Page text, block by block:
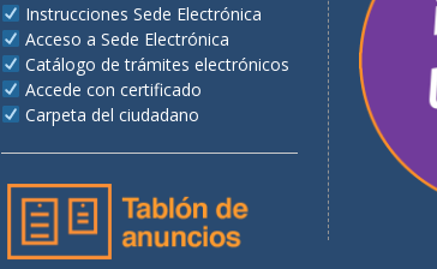
Instrucciones Sede Electrónica
Acceso a Sede Electrónica
Catálogo de trámites electrónicos
Accede con certificado
Carpeta del ciudadano